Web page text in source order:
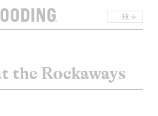
FR
the Rockaways